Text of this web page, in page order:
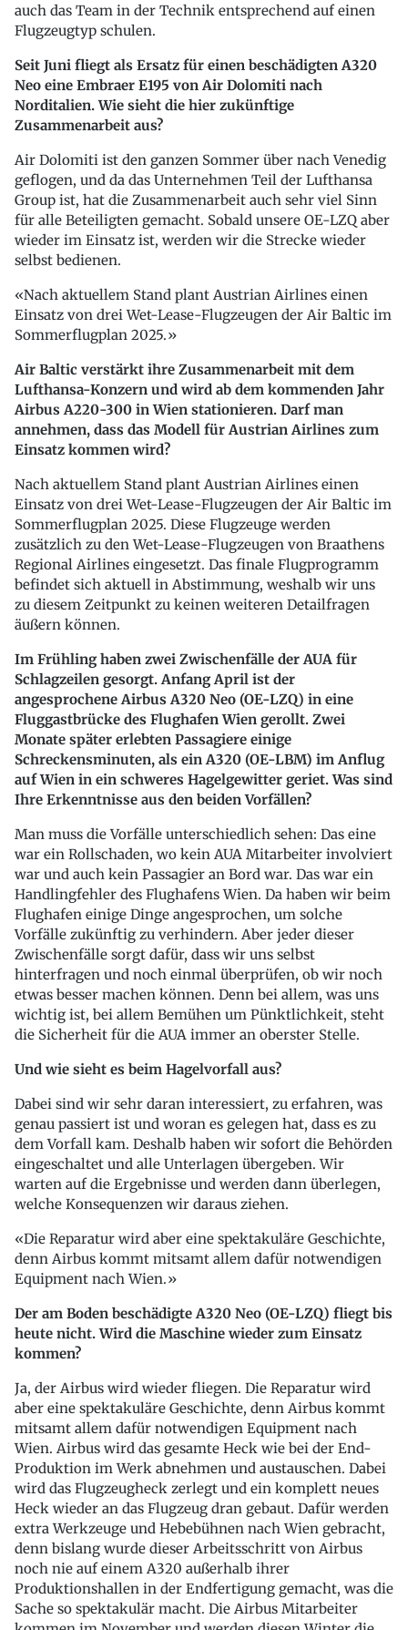
auch das Team in der Technik entsprechend auf einen
Flugzeugtyp schulen.
Seit Juni fliegt als Ersatz für einen beschädigten A320
Neo eine Embraer E195 von Air Dolomiti nach
Norditalien. Wie sieht die hier zukünftige
Zusammenarbeit aus?
Air Dolomiti ist den ganzen Sommer über nach Venedig
geflogen, und da das Unternehmen Teil der Lufthansa
Group ist, hat die Zusammenarbeit auch sehr viel Sinn
für alle Beteiligten gemacht. Sobald unsere OE-LZQ aber
wieder im Einsatz ist, werden wir die Strecke wieder
selbst bedienen.
Nach aktuellem Stand plant Austrian Airlines einen
Einsatz von drei Wet-Lease-Flugzeugen der Air Baltic im
Sommerflugplan 2025.
Air Baltic verstärkt ihre Zusammenarbeit mit dem
Lufthansa-Konzern und wird ab dem kommenden Jahr
Airbus A220-300 in Wien stationieren. Darf man
annehmen, dass das Modell für Austrian Airlines zum
Einsatz kommen wird?
Nach aktuellem Stand plant Austrian Airlines einen
Einsatz von drei Wet-Lease-Flugzeugen der Air Baltic im
Sommerflugplan 2025. Diese Flugzeuge werden
zusätzlich zu den Wet-Lease-Flugzeugen von Braathens
Regional Airlines eingesetzt. Das finale Flugprogramm
befindet sich aktuell in Abstimmung, weshalb wir uns
zu diesem Zeitpunkt zu keinen weiteren Detailfragen
äußern können.
Im Frühling haben zwei Zwischenfälle der AUA für
Schlagzeilen gesorgt. Anfang April ist der
angesprochene Airbus A320 Neo (OE-LZQ) in eine
Fluggastbrücke des Flughafen Wien gerollt. Zwei
Monate später erlebten Passagiere einige
Schreckensminuten, als ein A320 (OE-LBM) im Anflug
auf Wien in ein schweres Hagelgewitter geriet. Was sind
Ihre Erkenntnisse aus den beiden Vorfällen?
Man muss die Vorfälle unterschiedlich sehen: Das eine
war ein Rollschaden, wo kein AUA Mitarbeiter involviert
war und auch kein Passagier an Bord war. Das war ein
Handlingfehler des Flughafens Wien. Da haben wir beim
Flughafen einige Dinge angesprochen, um solche
Vorfälle zukünftig zu verhindern. Aber jeder dieser
Zwischenfälle sorgt dafür, dass wir uns selbst
hinterfragen und noch einmal überprüfen, ob wir noch
etwas besser machen können. Denn bei allem, was uns
wichtig ist, bei allem Bemühen um Pünktlichkeit, steht
die Sicherheit für die AUA immer an oberster Stelle.
Und wie sieht es beim Hagelvorfall aus?
Dabei sind wir sehr daran interessiert, zu erfahren, was
genau passiert ist und woran es gelegen hat, dass es zu
dem Vorfall kam. Deshalb haben wir sofort die Behörden
eingeschaltet und alle Unterlagen übergeben. Wir
warten auf die Ergebnisse und werden dann überlegen,
welche Konsequenzen wir daraus ziehen.
Die Reparatur wird aber eine spektakuläre Geschichte,
denn Airbus kommt mitsamt allem dafür notwendigen
Equipment nach Wien.
Der am Boden beschädigte A320 Neo (OE-LZQ) fliegt bis
heute nicht. Wird die Maschine wieder zum Einsatz
kommen?
Ja, der Airbus wird wieder fliegen. Die Reparatur wird
aber eine spektakuläre Geschichte, denn Airbus kommt
mitsamt allem dafür notwendigen Equipment nach
Wien. Airbus wird das gesamte Heck wie bei der End-
Produktion im Werk abnehmen und austauschen. Dabei
wird das Flugzeugheck zerlegt und ein komplett neues
Heck wieder an das Flugzeug dran gebaut. Dafür werden
extra Werkzeuge und Hebebühnen nach Wien gebracht,
denn bislang wurde dieser Arbeitsschritt von Airbus
noch nie auf einem A320 außerhalb ihrer
Produktionshallen in der Endfertigung gemacht, was die
Sache so spektakulär macht. Die Airbus Mitarbeiter